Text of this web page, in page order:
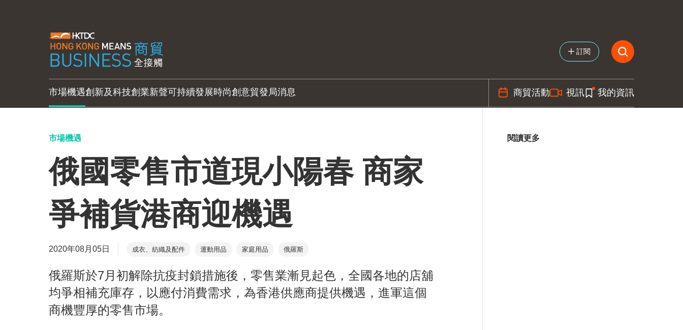
訂閱
市場機遇創新及科技創業新聲可持續發展時尚創意貿發局消息 商貿活動 視訊 我的資訊
市場機遇
俄國零售市道現小陽春 商家
爭補貨港商迎機遇
2020年08月05日 成衣、紡織及配件 運動用品 家庭用品 俄羅斯
俄羅斯於7月初解除抗疫封鎖措施後，零售業漸見起色，全國各地的店舖
均爭相補充庫存，以應付消費需求，為香港供應商提供機遇，進軍這個
商機豐厚的零售市場。
閱讀更多